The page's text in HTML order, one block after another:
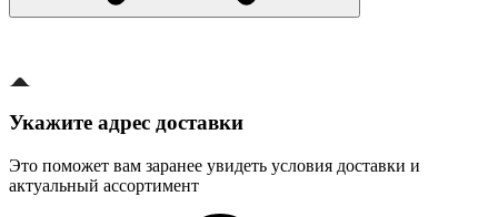
Укажите адрес доставки
Это поможет вам заранее увидеть условия доставки и
актуальный ассортимент